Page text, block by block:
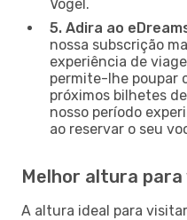
Vogel.
5. Adira ao
nossa subscrição
experiência de
permite-lhe poupar
próximos bilhetes
nosso período
ao reservar o seu
Melhor altura para
A altura ideal para